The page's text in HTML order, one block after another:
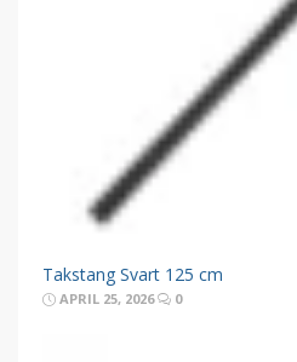
Takstang Svart 125 cm
APRIL 25, 2026 0